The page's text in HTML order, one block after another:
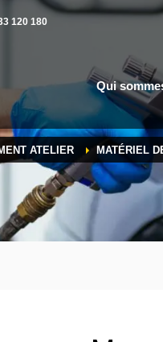
120 180
Qui
ATELIER MATÉRIEL